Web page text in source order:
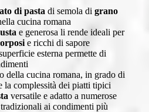
di pasta di semola di grano
cucina romana
e generosa li rende ideali per
e ricchi di sapore
esterna permette di
della cucina romana, in grado di
la complessità dei piatti tipici
versatile e adatto a numerose
tradizionali ai condimenti più